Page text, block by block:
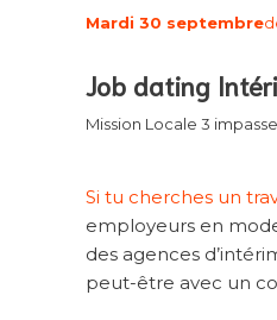
Mardi 30 septembre
Job dating
Mission Locale 3
Si tu cherches un
employeurs en
des agences
peut-être avec un